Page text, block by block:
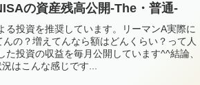
の資産残高公開-The・普通-
る投資を推奨しています。リーマンA実際に
の？増えてんなら額はどんくらい？って人
た投資の収益を毎月公開しています^^結論、
はこんな感じです...